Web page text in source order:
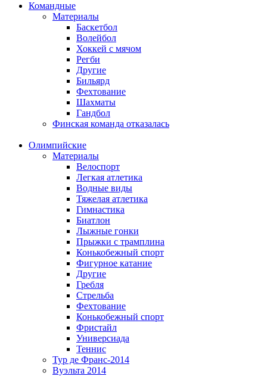
Командные
Материалы
Баскетбол
Волейбол
Хоккей с мячом
Регби
Другие
Бильярд
Фехтование
Шахматы
Гандбол
Финская команда отказалась
Олимпийские
Материалы
Велоспорт
Легкая атлетика
Водные виды
Тяжелая атлетика
Гимнастика
Биатлон
Лыжные гонки
Прыжки с трамплина
Конькобежный спорт
Фигурное катание
Другие
Гребля
Стрельба
Фехтование
Конькобежный спорт
Фристайл
Универсиада
Теннис
Тур де Франс-2014
Вуэльта 2014